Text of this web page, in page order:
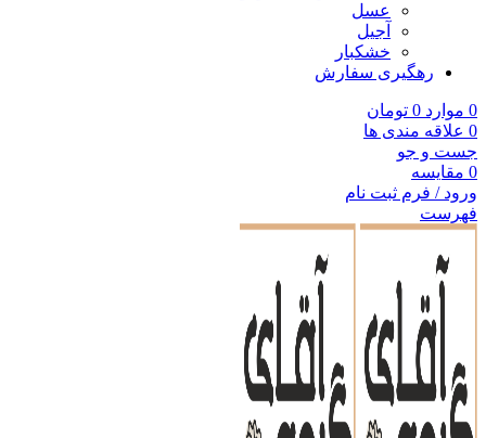
عسل
آجیل
خشکبار
رهگیری سفارش
0 موارد 0 تومان
0 علاقه مندی ها
جست و جو
0 مقایسه
ورود / فرم ثبت نام
فهرست